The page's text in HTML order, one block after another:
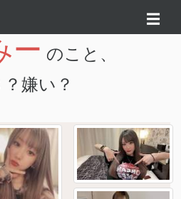
☰
ー のこと、
嫌い？